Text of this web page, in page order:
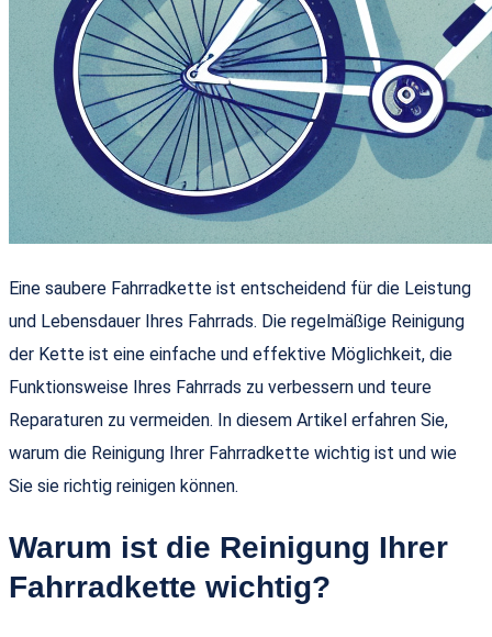
Eine saubere Fahrradkette ist entscheidend für die Leistung
und Lebensdauer Ihres Fahrrads. Die regelmäßige Reinigung
der Kette ist eine einfache und effektive Möglichkeit, die
Funktionsweise Ihres Fahrrads zu verbessern und teure
Reparaturen zu vermeiden. In diesem Artikel erfahren Sie,
warum die Reinigung Ihrer Fahrradkette wichtig ist und wie
Sie sie richtig reinigen können.
Warum ist die Reinigung Ihrer
Fahrradkette wichtig?